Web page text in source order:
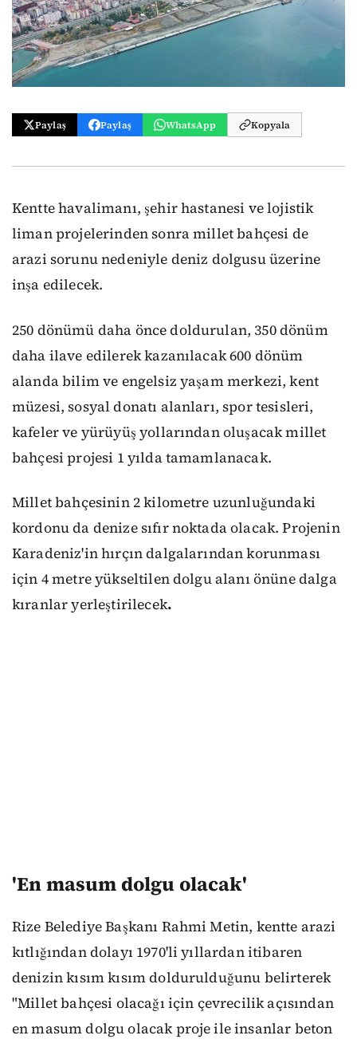
Paylaş Paylaş WhatsApp Kopyala
Kentte havalimanı, şehir hastanesi ve lojistik
liman projelerinden sonra millet bahçesi de
arazi sorunu nedeniyle deniz dolgusu üzerine
inşa edilecek.
250 dönümü daha önce doldurulan, 350 dönüm
daha ilave edilerek kazanılacak 600 dönüm
alanda bilim ve engelsiz yaşam merkezi, kent
müzesi, sosyal donatı alanları, spor tesisleri,
kafeler ve yürüyüş yollarından oluşacak millet
bahçesi projesi 1 yılda tamamlanacak.
Millet bahçesinin 2 kilometre uzunluğundaki
kordonu da denize sıfır noktada olacak. Projenin
Karadeniz'in hırçın dalgalarından korunması
için 4 metre yükseltilen dolgu alanı önüne dalga
kıranlar yerleştirilecek.
'En masum dolgu olacak'
Rize Belediye Başkanı Rahmi Metin, kentte arazi
kıtlığından dolayı 1970'li yıllardan itibaren
denizin kısım kısım doldurulduğunu belirterek
"Millet bahçesi olacağı için çevrecilik açısından
en masum dolgu olacak proje ile insanlar beton